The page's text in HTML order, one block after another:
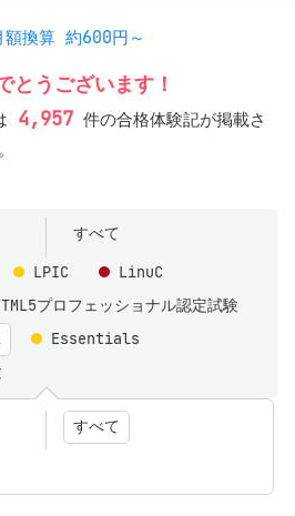
換算 約600円～
とうございます！
4,957 件の合格体験記が掲載さ
すべて
LPIC
LinuC
プロフェッショナル認定試験
Essentials
すべて